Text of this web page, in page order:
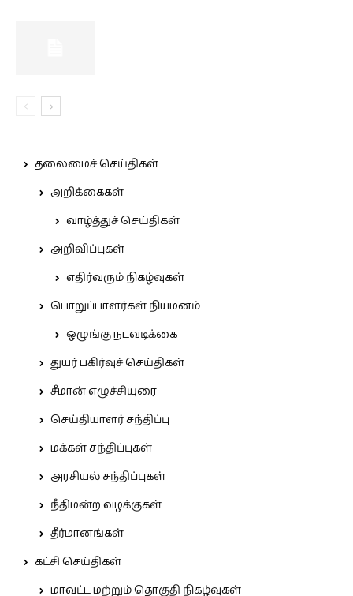
தலைமைச் செய்திகள்
அறிக்கைகள்
வாழ்த்துச் செய்திகள்
அறிவிப்புகள்
எதிர்வரும் நிகழ்வுகள்
பொறுப்பாளர்கள் நியமனம்
ஒழுங்கு நடவடிக்கை
துயர் பகிர்வுச் செய்திகள்
சீமான் எழுச்சியுரை
செய்தியாளர் சந்திப்பு
மக்கள் சந்திப்புகள்
அரசியல் சந்திப்புகள்
நீதிமன்ற வழக்குகள்
தீர்மானங்கள்
கட்சி செய்திகள்
மாவட்ட மற்றும் தொகுதி நிகழ்வுகள்